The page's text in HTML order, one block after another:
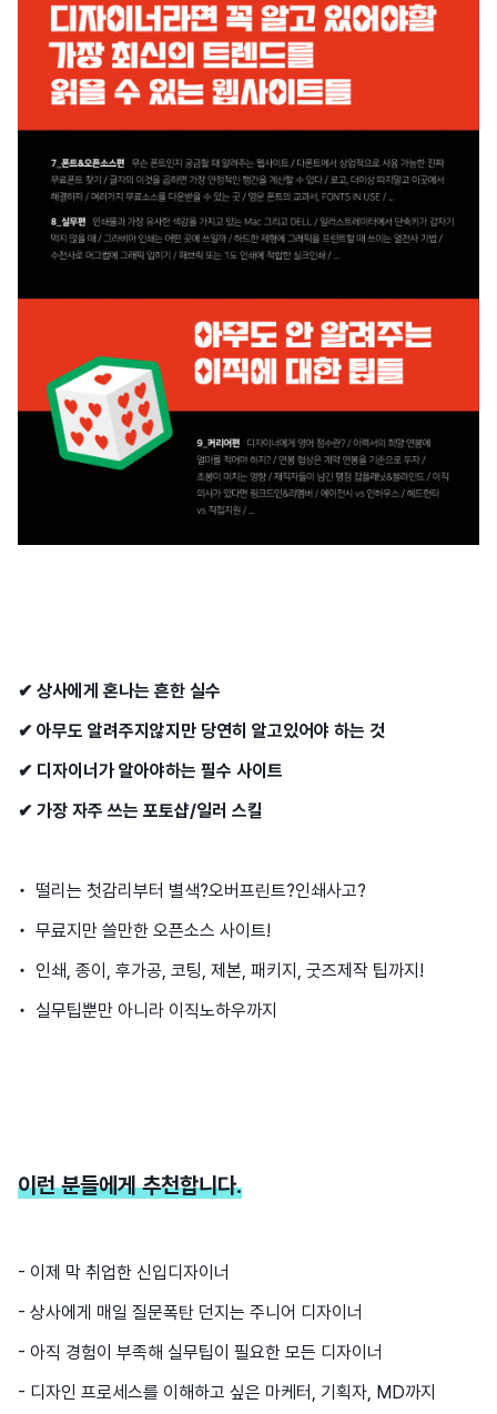
✔︎ 상사에게 혼나는 흔한 실수
✔︎ 아무도 알려주지않지만 당연히 알고있어야 하는 것
✔︎ 디자이너가 알아야하는 필수 사이트
✔︎ 가장 자주 쓰는 포토샵/일러 스킬
• 떨리는 첫감리부터 별색?오버프린트?인쇄사고?
• 무료지만 쓸만한 오픈소스 사이트!
• 인쇄, 종이, 후가공, 코팅, 제본, 패키지, 굿즈제작 팁까지!
• 실무팁뿐만 아니라 이직노하우까지
이런 분들에게 추천합니다.
- 이제 막 취업한 신입디자이너
- 상사에게 매일 질문폭탄 던지는 주니어 디자이너
- 아직 경험이 부족해 실무팁이 필요한 모든 디자이너
- 디자인 프로세스를 이해하고 싶은 마케터, 기획자, MD까지